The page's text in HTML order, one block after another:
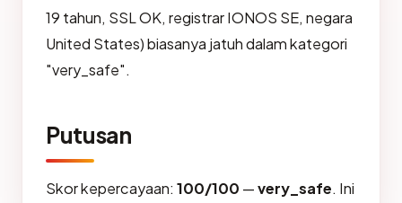
19 tahun, SSL OK, registrar IONOS SE, negara
United States) biasanya jatuh dalam kategori
"very_safe".
Putusan
Skor kepercayaan: 100/100 —very_safe. Ini